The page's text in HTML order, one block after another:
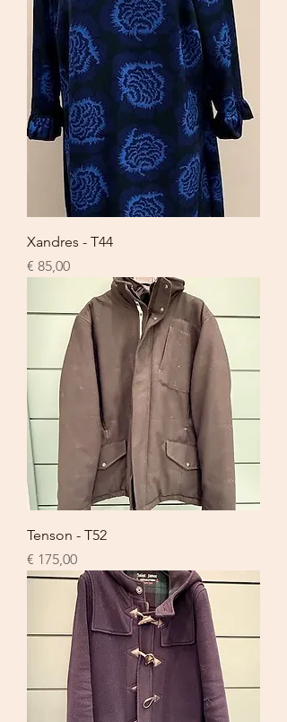
Xandres - T44
Prijs
€ 85,00
Tenson - T52
Prijs
€ 175,00